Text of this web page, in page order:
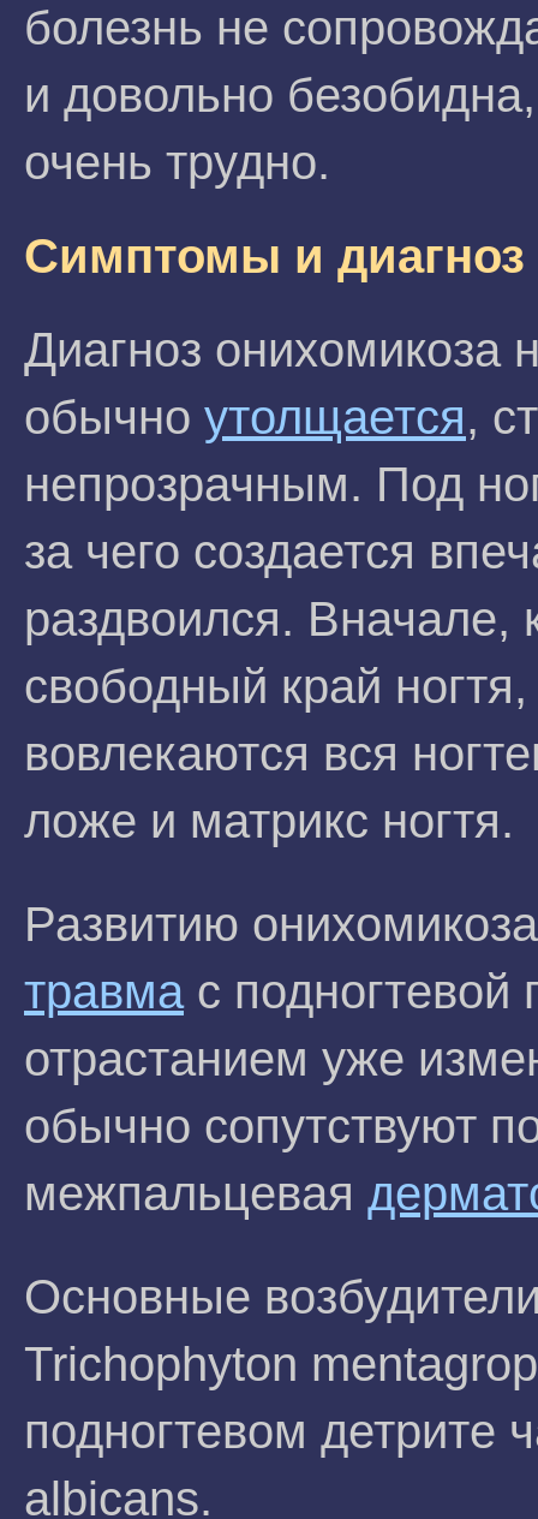
болезнь не
и довольно
очень трудно.
Симптомы и диагноз
Диагноз онихомикоза
обычно утолщается,
непрозрачным. Под
за чего создается
раздвоился. Вначале,
свободный край
вовлекаются вся
ложе и матрикс ногтя.
Развитию
травмас подногтевой
отрастанием уже
обычно сопутствуют
межпальцевая
Основные
Trichophyton
подногтевом детрите
albicans.